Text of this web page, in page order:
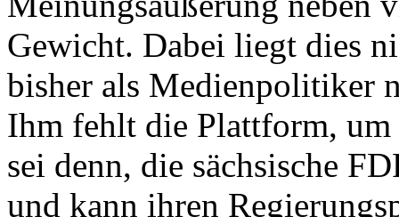
Gewicht. Dabei liegt dies
bisher als Medienpolitiker
Ihm fehlt die Plattform,
sei denn, die sächsische
und kann ihren